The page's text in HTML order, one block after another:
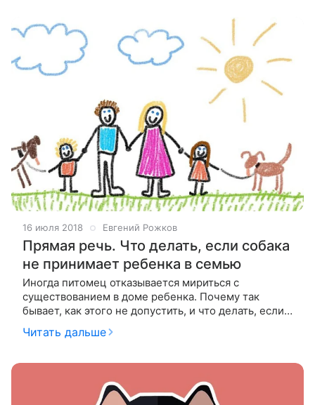
16 июля 2018 Евгений Рожков
Прямая речь. Что делать, если собака
не принимает ребенка в семью
Иногда питомец отказывается мириться с
существованием в доме ребенка. Почему так
бывает, как этого не допустить, и что делать, если
ситуация уже развивается неправильно? На
вопросы «Питомцев» отвечает кинолог и
Читать дальше